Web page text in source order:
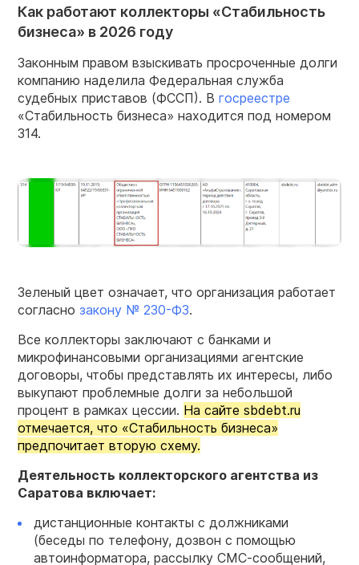
Как работают коллекторы «Стабильность
бизнеса» в 2026 году
Законным правом взыскивать просроченные долги
компанию наделила Федеральная служба
судебных приставов (ФССП). В госреестре
«Стабильность бизнеса» находится под номером
314.
Зеленый цвет означает, что организация работает
согласно закону № 230-ФЗ.
Все коллекторы заключают с банками и
микрофинансовыми организациями агентские
договоры, чтобы представлять их интересы, либо
выкупают проблемные долги за небольшой
процент в рамках цессии. На сайте sbdebt.ru
отмечается, что «Стабильность бизнеса»
предпочитает вторую схему.
Деятельность коллекторского агентства из
Саратова включает:
дистанционные контакты с должниками
(беседы по телефону, дозвон с помощью
автоинформатора, рассылку СМС-сообщений,